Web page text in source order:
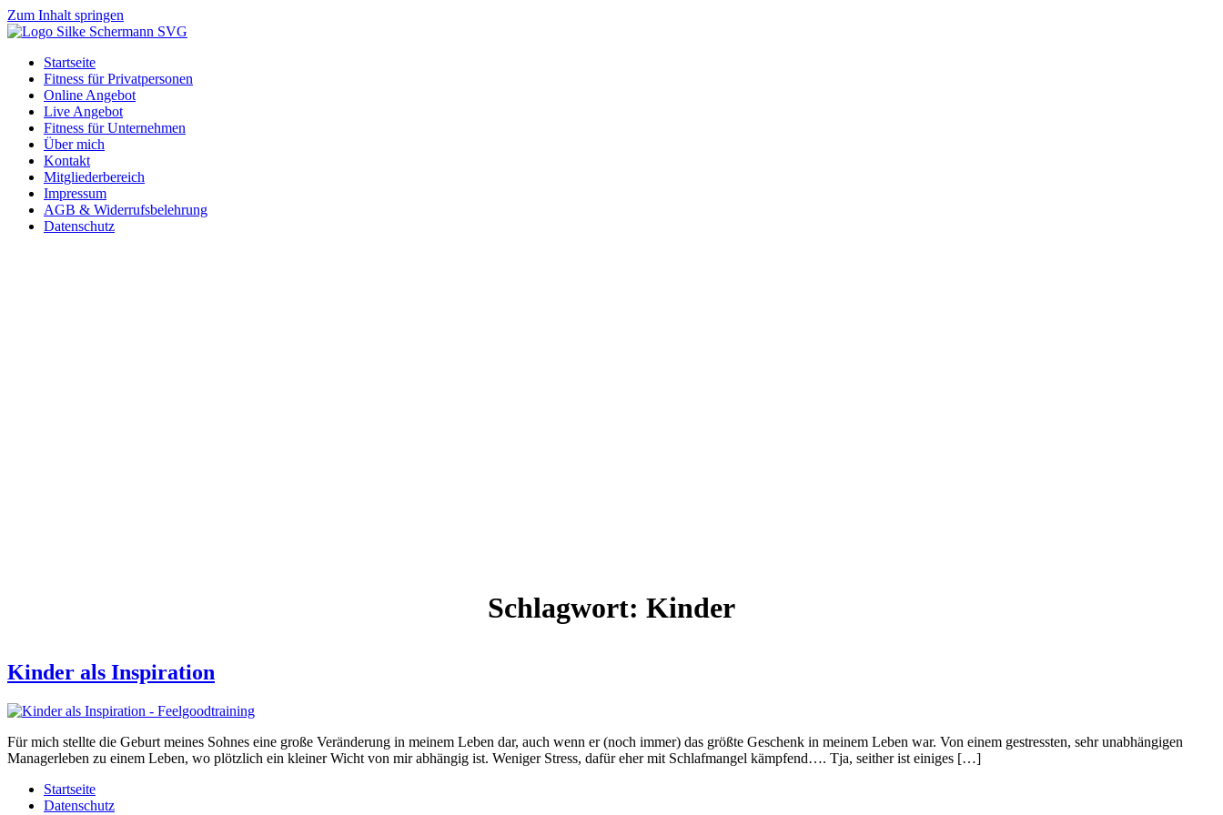
Zum Inhalt springen
Startseite
Fitness für Privatpersonen
Online Angebot
Live Angebot
Fitness für Unternehmen
Über mich
Kontakt
Mitgliederbereich
Impressum
AGB & Widerrufsbelehrung
Datenschutz
Schlagwort: Kinder
Kinder als Inspiration
Für mich stellte die Geburt meines Sohnes eine große Veränderung in meinem Leben dar, auch wenn er (noch immer) das größte Geschenk in meinem Leben war. Von einem gestressten, sehr unabhängigen
Managerleben zu einem Leben, wo plötzlich ein kleiner Wicht von mir abhängig ist. Weniger Stress, dafür eher mit Schlafmangel kämpfend…. Tja, seither ist einiges […]
Startseite
Datenschutz